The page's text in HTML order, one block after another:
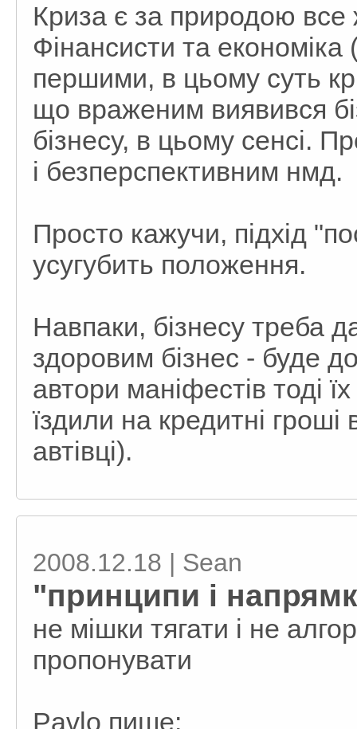
Криза є за природою
Фінансисти та економіка
першими, в цьому суть
що враженим виявився
бізнесу, в цьому сенсі.
і безперспективним нмд.
Просто кажучи, підхід
усугубить положення.
Навпаки, бізнесу треба
здоровим бізнес - буде
автори маніфестів тоді
їздили на кредитні
автівці).
2008.12.18 | Sean
"принципи і
не мішки тягати і не
пропонувати
Pavlo пише: